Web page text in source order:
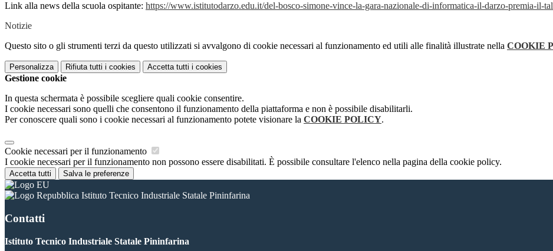
Link alla news della scuola ospitante: https://www.istitutodarzo.edu.it/del-bosco-simone-vince-la-gara-nazionale-di-informatica-il-darzo-premia-il-
Notizie
Questo sito o gli strumenti terzi da questo utilizzati si avvalgono di cookie necessari al funzionamento ed utili alle finalità illustrate nella COOKIE
Personalizza Rifiuta tutti i cookies Accetta tutti i cookies
Gestione cookie
In questa schermata è possibile scegliere quali cookie consentire.
I cookie necessari sono quelli che consentono il funzionamento della piattaforma e non è possibile disabilitarli.
Per conoscere quali sono i cookie necessari al funzionamento potete visionare la COOKIE POLICY.
Cookie necessari per il funzionamento
I cookie necessari per il funzionamento non possono essere disabilitati. È possibile consultare l'elenco nella pagina della cookie policy.
Accetta tutti Salva le preferenze
Istituto Tecnico Industriale Statale Pininfarina
Contatti
Istituto Tecnico Industriale Statale Pininfarina